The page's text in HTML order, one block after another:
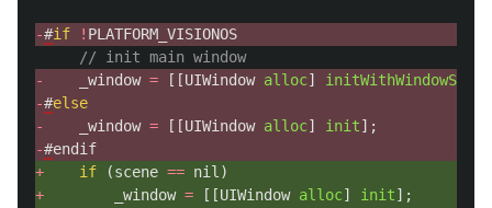
-#if ! PLATFORM_VISIONOS
// init main window
-
_window = [[UIWindow alloc]
initWithWindowScene
-#else
-
_window = [[UIWindow alloc] init];
-#endif
+
if (scene == nil)
+
_window = [[UIWindow alloc] init];